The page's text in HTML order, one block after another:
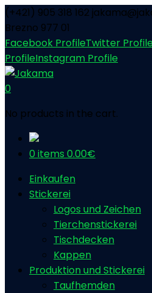
(+421) 905 318 162
Brezno 977 01
Facebook ProfileTwitter
ProfileInstagram Profile
0
No products in the cart.
0 items 0.00€
Einkaufen
Stickerei
Logos und Zeichen
Tierchenstickerei
Tischdecken
Kappen
Produktion und Stickerei
Taufhemden